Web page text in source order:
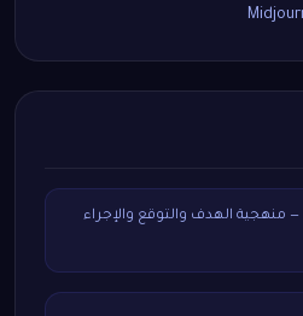
— منهجية الهدف والتوقع والإجراء